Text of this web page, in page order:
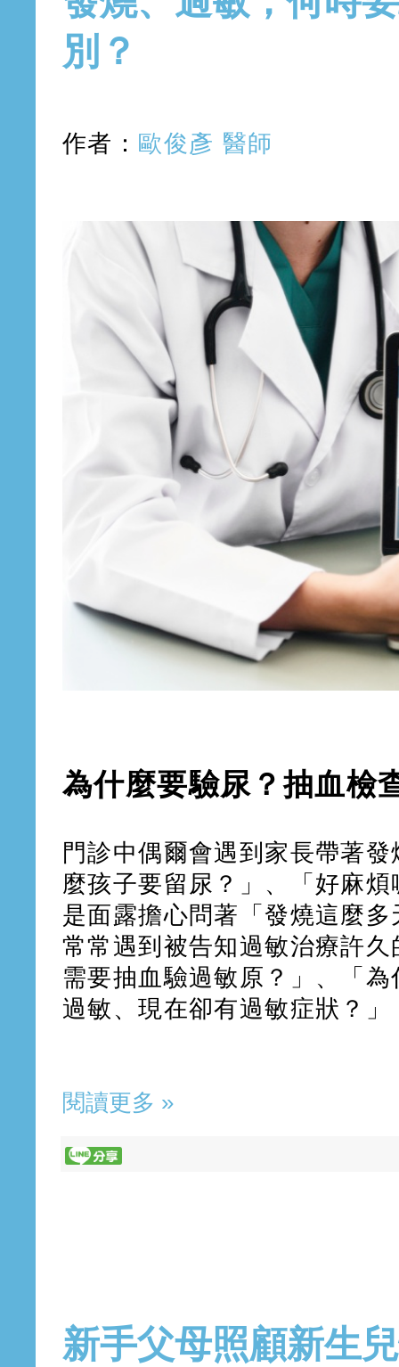
別？
作者： 歐俊彥 醫師
為什麼要驗尿？抽血檢
門診中偶爾會遇到家長帶著
麼孩子要留尿？」、「好麻
是面露擔心問著「發燒這麼
常常遇到被告知過敏治療許
需要抽血驗過敏原？」、「
過敏、現在卻有過敏症狀？」
閱讀更多 »
新手父母照顧新生